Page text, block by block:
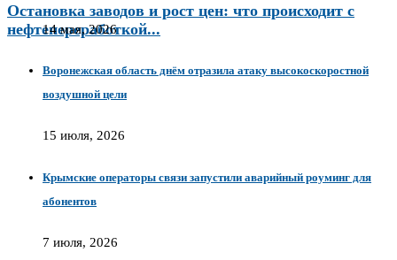
Остановка заводов и рост цен: что происходит с
нефтепереработкой...
14 мая, 2026
Воронежская область днём отразила атаку высокоскоростной
воздушной цели
15 июля, 2026
Крымские операторы связи запустили аварийный роуминг для
абонентов
7 июля, 2026